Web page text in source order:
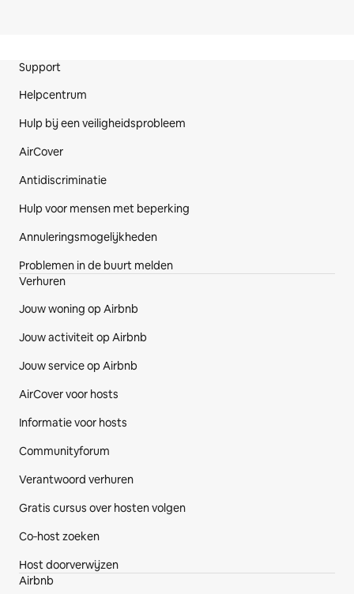
Voetregel website
Support
Helpcentrum
Hulp bij een veiligheidsprobleem
AirCover
Antidiscriminatie
Hulp voor mensen met beperking
Annuleringsmogelijkheden
Problemen in de buurt melden
Verhuren
Jouw woning op Airbnb
Jouw activiteit op Airbnb
Jouw service op Airbnb
AirCover voor hosts
Informatie voor hosts
Communityforum
Verantwoord verhuren
Gratis cursus over hosten volgen
Co‑host zoeken
Host doorverwijzen
Airbnb